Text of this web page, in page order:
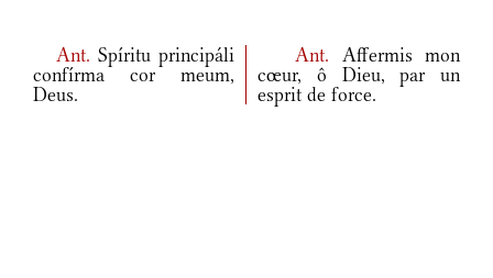
Ant. Spíritu principáli
confírma cor meum,
Deus.
Ant. Affermis mon
cœur, ô Dieu, par un
esprit de force.